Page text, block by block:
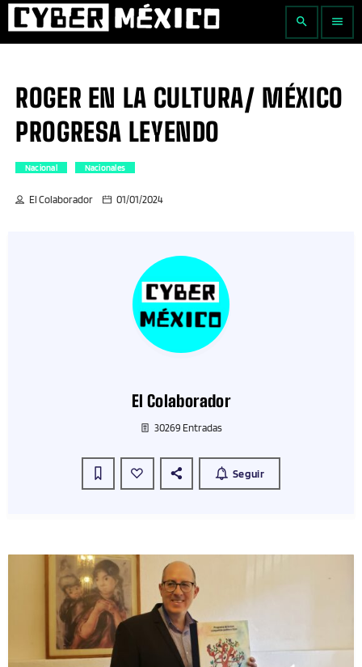
search menu
ROGER EN LA CULTURA/ MÉXICO
PROGRESA LEYENDO
Nacional Nacionales
El Colaborador 01/01/2024
El Colaborador
30269 Entradas
Seguir